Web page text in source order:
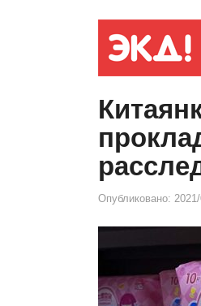
Опубликовано: